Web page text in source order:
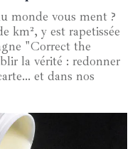
monde vous ment ?
km², y est rapetissée
"Correct the
la vérité : redonner
et dans nos